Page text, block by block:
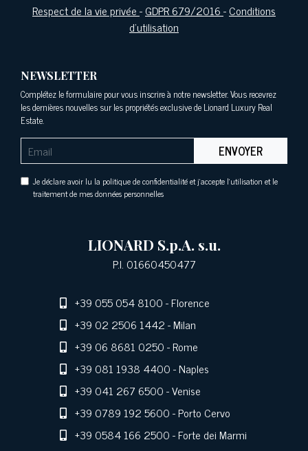
Respect de la vie privée-GDPR 679/2016-Conditions
d'utilisation
NEWSLETTER
Complétez le formulaire pour vous inscrire à notre newsletter. Vous recevrez
les dernières nouvelles sur les propriétés exclusive de Lionard Luxury Real
Estate.
ENVOYER
Je déclare avoir lu la politique de confidentialité et j'accepte l'utilisation et le
traitement de mes données personnelles
LIONARD S.p.A. s.u.
P.I. 01660450477
+39 055 054 8100- Florence
+39 02 2506 1442- Milan
+39 06 8681 0250- Rome
+39 081 1938 4400- Naples
+39 041 267 6500- Venise
+39 0789 192 5600- Porto Cervo
+39 0584 166 2500- Forte dei Marmi